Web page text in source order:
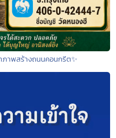
ภาพสร้างถนนคอนกรีต✨